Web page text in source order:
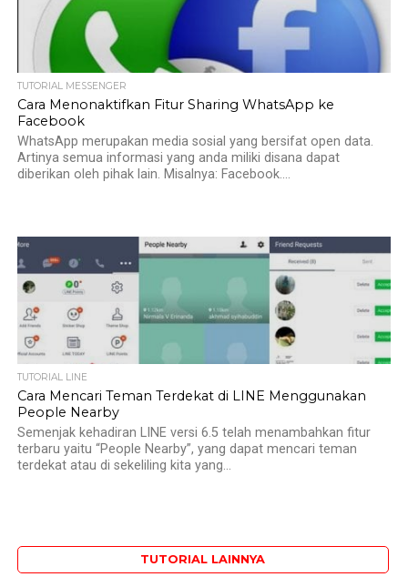
TUTORIAL MESSENGER
Cara Menonaktifkan Fitur Sharing WhatsApp ke
Facebook
WhatsApp merupakan media sosial yang bersifat open data.
Artinya semua informasi yang anda miliki disana dapat
diberikan oleh pihak lain. Misalnya: Facebook....
TUTORIAL LINE
Cara Mencari Teman Terdekat di LINE Menggunakan
People Nearby
Semenjak kehadiran LINE versi 6.5 telah menambahkan fitur
terbaru yaitu “People Nearby”, yang dapat mencari teman
terdekat atau di sekeliling kita yang...
TUTORIAL LAINNYA